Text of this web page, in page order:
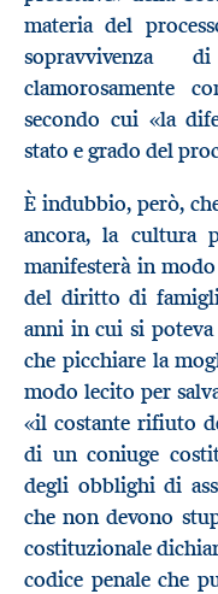
materia del
sopravvivenza
clamorosamente
secondo cui «la
stato e grado del
È indubbio, però,
ancora, la cultura
manifesterà in
del diritto di
anni in cui si
che picchiare la
modo lecito per
«il costante rifiuto
di un coniuge
degli obblighi di
che non devono
costituzionale
codice penale che